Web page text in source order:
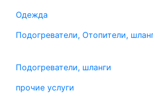
Одежда
Подогреватели, Отопители,
Подогреватели, шланги
прочие услуги